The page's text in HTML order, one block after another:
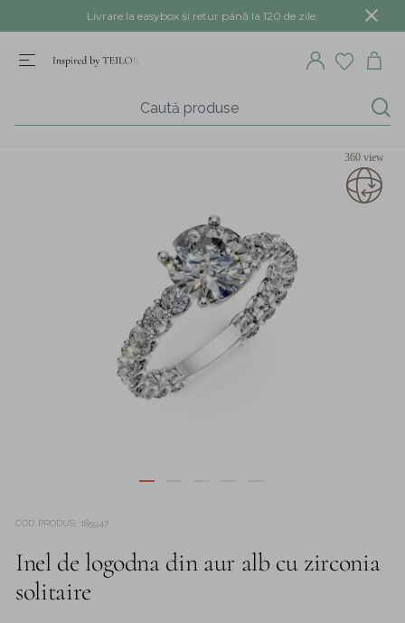
Livrare la easybox și retur până la 120 de zile.
360 view
COD PRODUS 185947
Inel de logodna din aur alb cu zirconia
solitaire